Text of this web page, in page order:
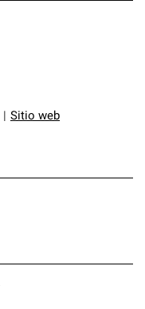
Sitio web